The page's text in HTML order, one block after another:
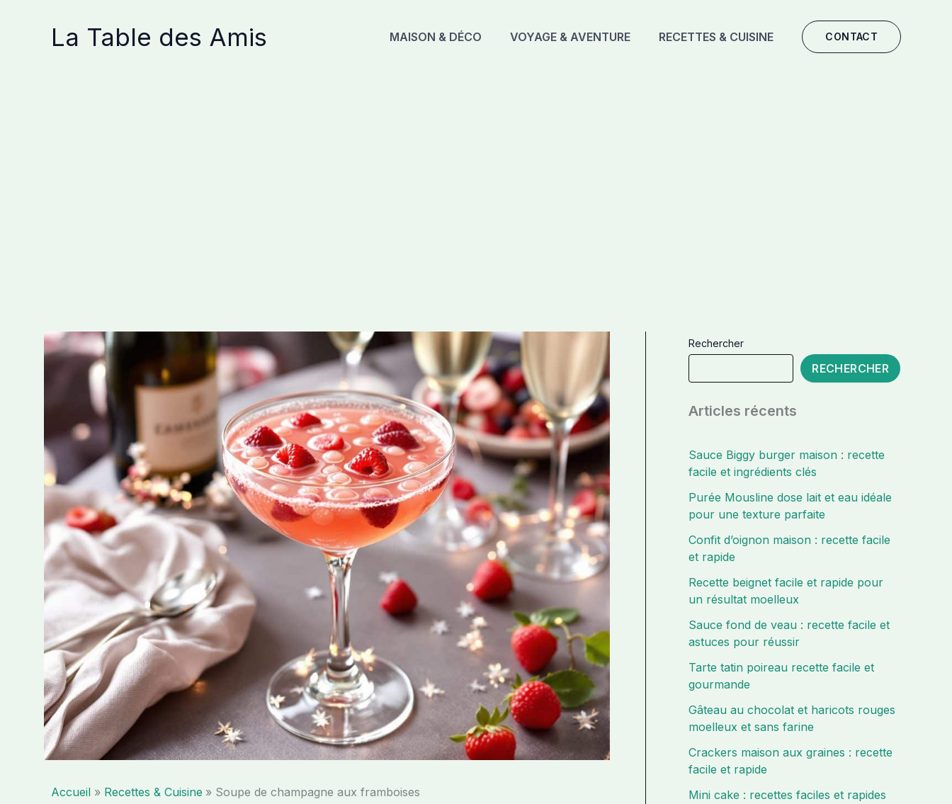
La Table des Amis MAISON & DÉCO VOYAGE & AVENTURE RECETTES & CUISINE CONTACT
Accueil Recettes & Cuisine Soupe de champagne aux framboises
Rechercher
RECHERCHER
Articles récents
Sauce Biggy burger maison : recette
facile et ingrédients clés
Purée Mousline dose lait et eau idéale
pour une texture parfaite
Confit d’oignon maison : recette facile
et rapide
Recette beignet facile et rapide pour
un résultat moelleux
Sauce fond de veau : recette facile et
astuces pour réussir
Tarte tatin poireau recette facile et
gourmande
Gâteau au chocolat et haricots rouges
moelleux et sans farine
Crackers maison aux graines : recette
facile et rapide
Mini cake : recettes faciles et rapides